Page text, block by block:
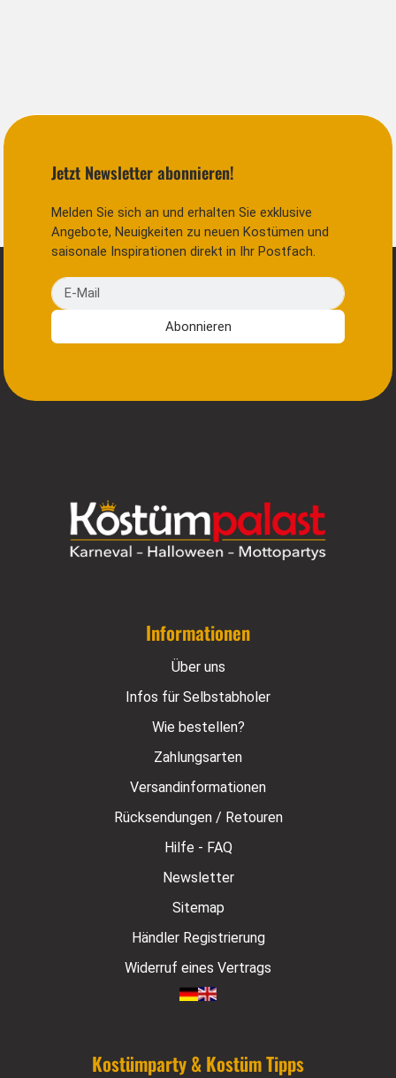
Jetzt Newsletter abonnieren!
Melden Sie sich an und erhalten Sie exklusive
Angebote, Neuigkeiten zu neuen Kostümen und
saisonale Inspirationen direkt in Ihr Postfach.
E-Mail
Abonnieren
Informationen
Über uns
Infos für Selbstabholer
Wie bestellen?
Zahlungsarten
Versandinformationen
Rücksendungen / Retouren
Hilfe - FAQ
Newsletter
Sitemap
Händler Registrierung
Widerruf eines Vertrags
Kostümparty & Kostüm Tipps